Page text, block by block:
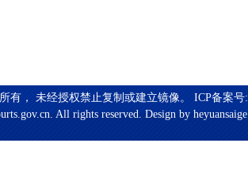
有， 未经授权禁止复制或建立镜像。 ICP备案号:
All rights reserved. Design by heyuansaige